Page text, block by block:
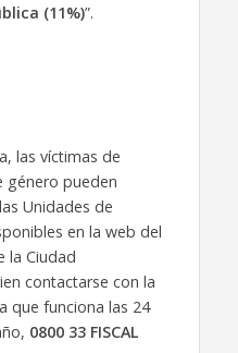
(11%)”.
las víctimas de
género pueden
Unidades de
en la web del
la Ciudad
contactarse con la
que funciona las 24
0800 33 FISCAL